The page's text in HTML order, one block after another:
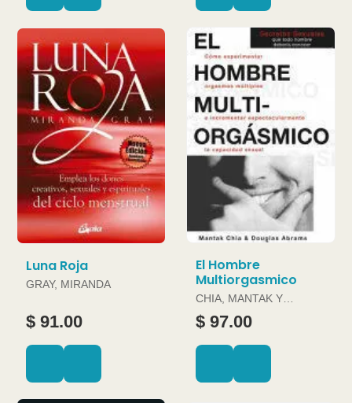
Luna Roja
GRAY, MIRANDA
$ 91.00
El Hombre
Multiorgasmico
CHIA, MANTAK Y
DOUGLAS ABRAMS
$ 97.00